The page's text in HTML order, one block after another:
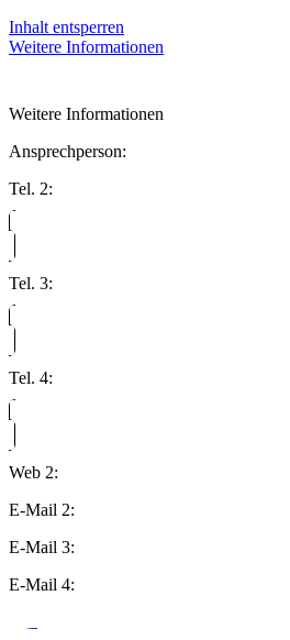
Inhalt entsperren
Weitere Informationen
Weitere Informationen
Ansprechperson:
Tel. 2:
Tel. 3:
Tel. 4:
Web 2:
E-Mail 2:
E-Mail 3:
E-Mail 4: